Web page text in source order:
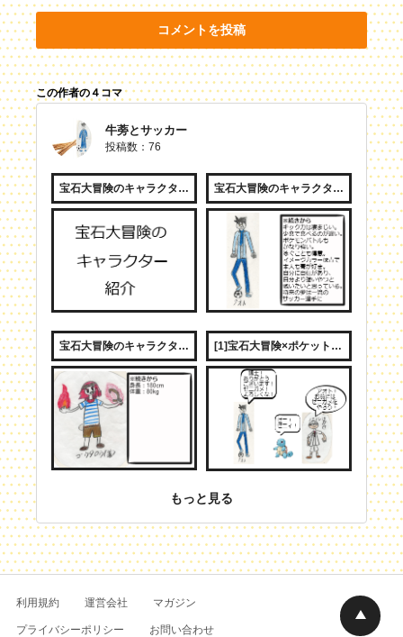
コメントを投稿
この作者の４コマ
牛蒡とサッカー
投稿数：76
宝石大冒険のキャラクター紹介 宝石大冒険のキャラクター紹介２
宝石大冒険のキャラクター紹介３ [1]宝石大冒険×ポケットモンスター 第１話 サブタイトル「冒険の始まり」
もっと見る
利用規約 運営会社 マガジン
プライバシーポリシー お問い合わせ